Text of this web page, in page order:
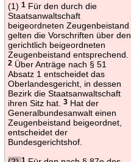
(1) 1Für den durch die
Staatsanwaltschaft
beigeordneten Zeugenbeistand
gelten die Vorschriften über den
gerichtlich beigeordneten
Zeugenbeistand entsprechend.
2Über Anträge nach § 51
Absatz 1 entscheidet das
Oberlandesgericht, in dessen
Bezirk die Staatsanwaltschaft
ihren Sitz hat.
3Hat der
Generalbundesanwalt einen
Zeugenbeistand beigeordnet,
entscheidet der
Bundesgerichtshof.
1